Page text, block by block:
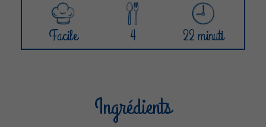
Facile 4 22 minuti
Ingrédients